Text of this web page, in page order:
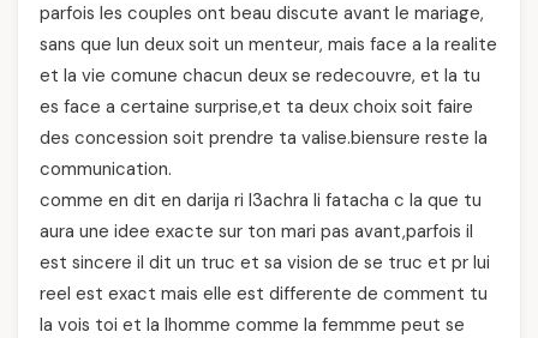
parfois les couples ont beau discute avant le mariage,
sans que lun deux soit un menteur, mais face a la realite
et la vie comune chacun deux se redecouvre, et la tu
es face a certaine surprise,et ta deux choix soit faire
des concession soit prendre ta valise.biensure reste la
communication.
comme en dit en darija ri l3achra li fatacha c la que tu
aura une idee exacte sur ton mari pas avant,parfois il
est sincere il dit un truc et sa vision de se truc et pr lui
reel est exact mais elle est differente de comment tu
la vois toi et la lhomme comme la femmme peut se